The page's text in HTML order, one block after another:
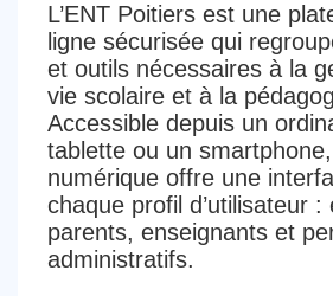
L’ENT Poitiers est une
ligne sécurisée qui
et outils nécessaires à la
vie scolaire et à la
Accessible depuis un
tablette ou un
numérique offre une
chaque profil d’utilisateur :
parents, enseignants et
administratifs.